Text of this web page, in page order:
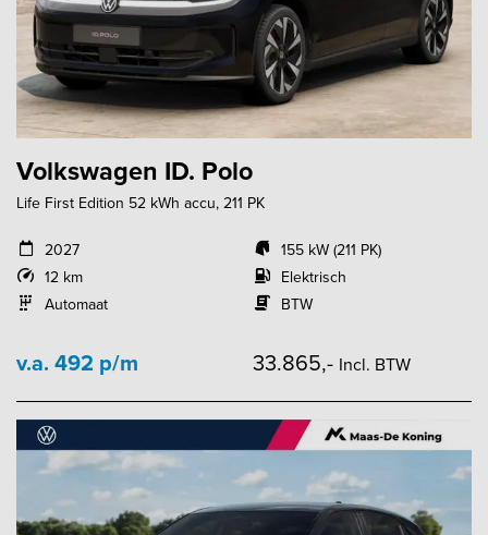
Volkswagen ID. Polo
Life First Edition 52 kWh accu, 211 PK
2027
12 km
Automaat
155 kW (211 PK)
Elektrisch
BTW
v.a. 492 p/m 33.865,- Incl. BTW